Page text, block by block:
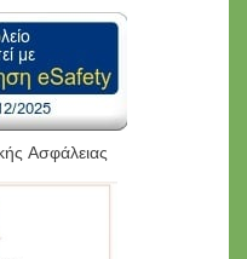
Ασφάλειας